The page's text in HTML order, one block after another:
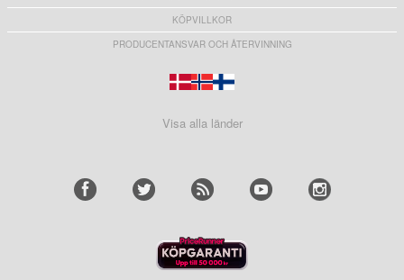
KÖPVILLKOR
PRODUCENTANSVAR OCH ÅTERVINNING
Visa alla länder